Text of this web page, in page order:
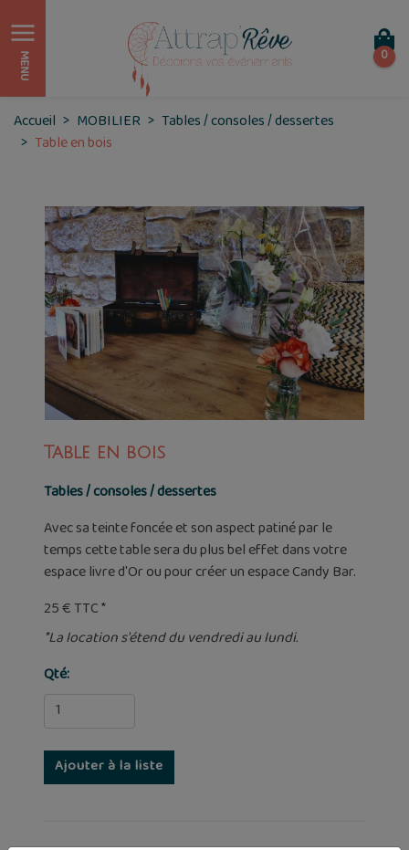
MENU 0
Accueil MOBILIER Tables / consoles / dessertes
Table en bois
Table en bois
Tables / consoles / dessertes
Avec sa teinte foncée et son aspect patiné par le
temps cette table sera du plus bel effet dans votre
espace livre d'Or ou pour créer un espace Candy Bar.
25 € TTC *
*La location s'étend du vendredi au lundi.
Qté: